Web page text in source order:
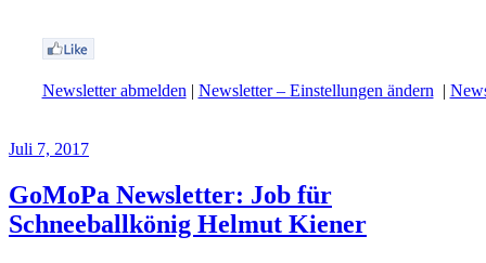
Newsletter abmelden | Newsletter – Einstellungen ändern |
Juli 7, 2017
GoMoPa Newsletter: Job für
Schneeballkönig Helmut Kiener